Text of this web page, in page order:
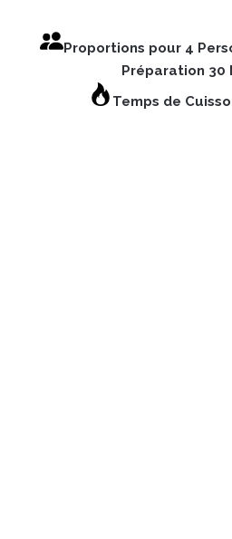
Proportions pour 4
Préparation 30
Temps de